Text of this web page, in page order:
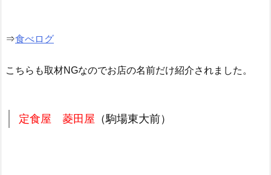
⇒食べログ
こちらも取材NGなのでお店の名前だけ紹介されました。
定食屋 菱田屋 （駒場東大前）